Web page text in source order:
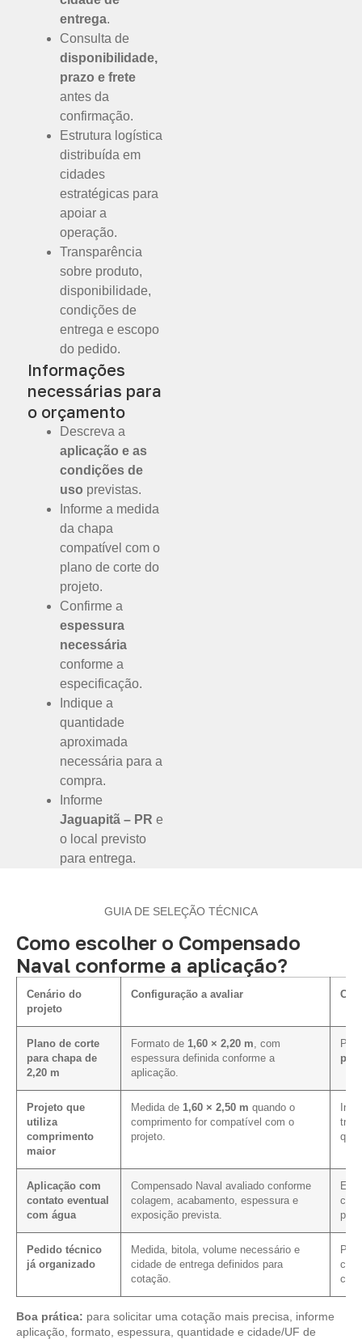
entrega.
Consulta de
disponibilidade,
prazo e frete
antes da
confirmação.
Estrutura logística
distribuída em
cidades
estratégicas para
apoiar a
operação.
Transparência
sobre produto,
disponibilidade,
condições de
entrega e escopo
do pedido.
Informações
necessárias para
o orçamento
Descreva a
aplicação e as
condições de
uso previstas.
Informe a medida
da chapa
compatível com o
plano de corte do
projeto.
Confirme a
espessura
necessária
conforme a
especificação.
Indique a
quantidade
aproximada
necessária para a
compra.
Informe
Jaguapitã – PR e
o local previsto
para entrega.
GUIA DE SELEÇÃO TÉCNICA
Como escolher o Compensado
Naval conforme a aplicação?
Cenário do
projeto
Configuração a avaliar
Plano de corte
para chapa de
2,20 m
Formato de 1,60 × 2,20 m , com
espessura definida conforme a
aplicação.
Projeto que
utiliza
comprimento
maior
Medida de 1,60 × 2,50 m quando o
comprimento for compatível com o
projeto.
Aplicação com
contato eventual
com água
Compensado Naval avaliado conforme
colagem, acabamento, espessura e
exposição prevista.
Pedido técnico
já organizado
Medida, bitola, volume necessário e
cidade de entrega definidos para
cotação.
Boa prática: para solicitar uma cotação mais precisa, informe
aplicação, formato, espessura, quantidade e cidade/UF de